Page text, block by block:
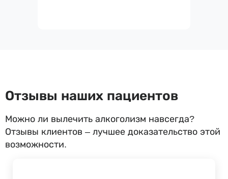
Отзывы наших пациентов
Можно ли вылечить алкоголизм навсегда?
Отзывы клиентов – лучшее доказательство этой
возможности.